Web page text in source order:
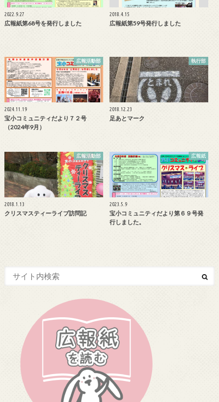
2022.9.27
広報紙第68号を発行しました
2018.4.15
広報紙第59号発行しました
広報活動部
2024.11.19
宝小コミュニティだより７２号
（2024年9月）
執行部
2018.12.23
足あとマーク
広報活動部
2018.1.13
クリスマスティーライブ訪問記
広報紙
2023.5.9
宝小コミュニティだより第６９号発
行しました。